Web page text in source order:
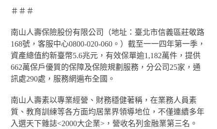
＃＃＃
南山人壽保險股份有限公司（地址：臺北市信義區莊敬路
168號，客服中心0800-020-060。）截至一一四年第一季，
資產總值約新臺幣5.6兆元，有效保單逾1,182萬件，提供
662萬保戶優質的保障及保險規劃服務，分公司25家，通
訊處290處，服務網遍布全國。
南山人壽素以專業經營、財務穩健著稱，在業務人員素
質、教育訓練等各方面均居業界領導地位，不僅連續多年
入選天下雜誌<2000大企業>，營收名列金融業第三名。